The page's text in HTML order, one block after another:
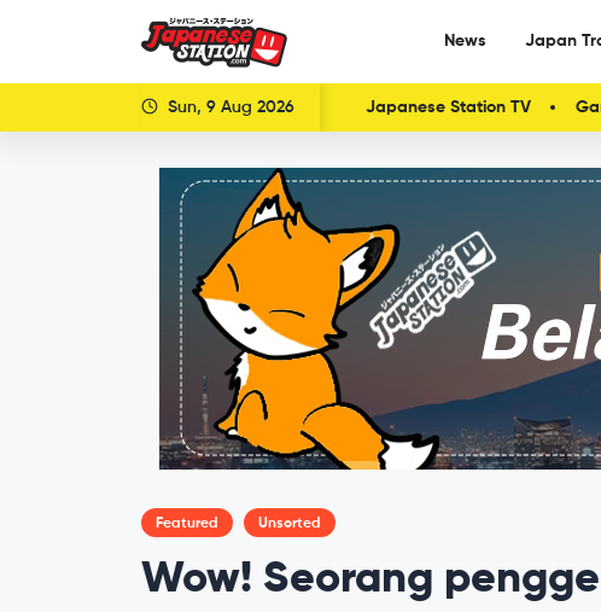
News Japan
Sun, 9 Aug 2026 Japanese Station TV
Featured Unsorted
Wow! Seorang